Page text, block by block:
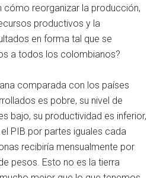
cómo reorganizar la producción,
productivos y la
en forma tal que se
a todos los colombianos?
comparada con los países
es pobre, su nivel de
bajo, su productividad es inferior,
PIB por partes iguales cada
recibiría mensualmente por
pesos. Esto no es la tierra